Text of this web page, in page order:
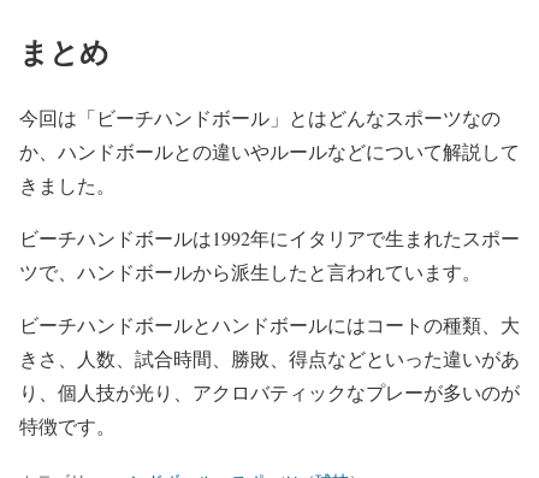
まとめ
今回は「ビーチハンドボール」とはどんなスポーツなの
か、ハンドボールとの違いやルールなどについて解説して
きました。
ビーチハンドボールは1992年にイタリアで生まれたスポー
ツで、ハンドボールから派生したと言われています。
ビーチハンドボールとハンドボールにはコートの種類、大
きさ、人数、試合時間、勝敗、得点などといった違いがあ
り、個人技が光り、アクロバティックなプレーが多いのが
特徴です。